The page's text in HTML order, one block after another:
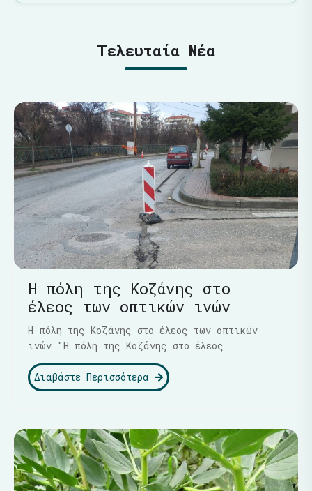
Τελευταία Νέα
Η πόλη της Κοζάνης στο
έλεος των οπτικών ινών
Η πόλη της Κοζάνης στο έλεος των οπτικών
ινών "Η πόλη της Κοζάνης στο έλεος
Διαβάστε Περισσότερα